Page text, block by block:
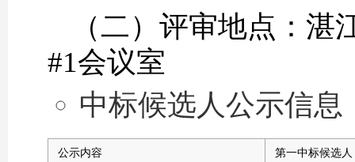
（二）评审地点：
#1会议室
中标候选人公示信息
公示内容 第一中标候选人